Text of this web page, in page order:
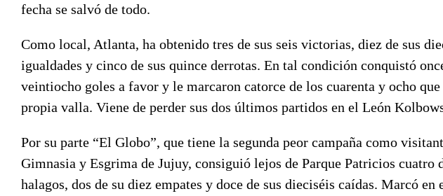
fecha se salvó de todo.
Como local, Atlanta, ha obtenido tres de sus seis victorias, diez de sus
igualdades y cinco de sus quince derrotas. En tal condición conquistó
veintiocho goles a favor y le marcaron catorce de los cuarenta y ocho que
propia valla. Viene de perder sus dos últimos partidos en el León
Por su parte “El Globo”, que tiene la segunda peor campaña como
Gimnasia y Esgrima de Jujuy, consiguió lejos de Parque Patricios cuatro
halagos, dos de su diez empates y doce de sus dieciséis caídas. Marcó en